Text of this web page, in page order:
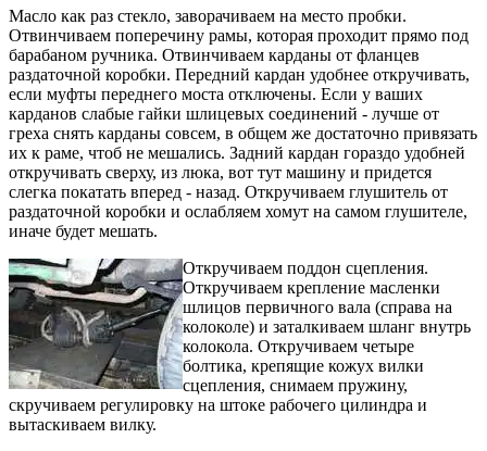
Масло как раз стекло, заворачиваем на место пробки.
Отвинчиваем поперечину рамы, которая проходит прямо под
барабаном ручника. Отвинчиваем карданы от фланцев
раздаточной коробки. Передний кардан удобнее откручивать,
если муфты переднего моста отключены. Если у ваших
карданов слабые гайки шлицевых соединений - лучше от
греха снять карданы совсем, в общем же достаточно привязать
их к раме, чтоб не мешались. Задний кардан гораздо удобней
откручивать сверху, из люка, вот тут машину и придется
слегка покатать вперед - назад. Откручиваем глушитель от
раздаточной коробки и ослабляем хомут на самом глушителе,
иначе будет мешать.
Откручиваем поддон сцепления.
Откручиваем крепление масленки
шлицов первичного вала (справа на
колоколе) и заталкиваем шланг внутрь
колокола. Откручиваем четыре
болтика, крепящие кожух вилки
сцепления, снимаем пружину,
скручиваем регулировку на штоке рабочего цилиндра и
вытаскиваем вилку.